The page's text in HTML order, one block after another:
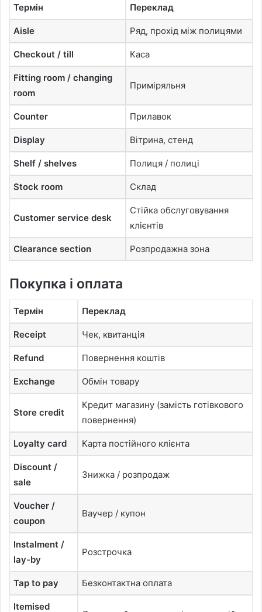
Термін Переклад
Aisle Ряд, прохід між полицями
Checkout / till Каса
Fitting room / changing
room
Приміряльня
Counter Прилавок
Display Вітрина, стенд
Shelf / shelves Полиця / полиці
Stock room Склад
Customer service desk
Стійка обслуговування
клієнтів
Clearance section Розпродажна зона
Покупка і оплата
Термін Переклад
Receipt Чек, квитанція
Refund Повернення коштів
Exchange Обмін товару
Store credit
Кредит магазину (замість готівкового
повернення)
Loyalty card Карта постійного клієнта
Discount /
sale
Знижка / розпродаж
Voucher /
coupon
Ваучер / купон
Instalment /
lay-by
Розстрочка
Tap to pay Безконтактна оплата
Itemised